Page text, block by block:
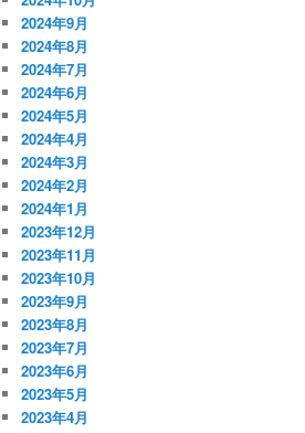
2024年9月
2024年8月
2024年7月
2024年6月
2024年5月
2024年4月
2024年3月
2024年2月
2024年1月
2023年12月
2023年11月
2023年10月
2023年9月
2023年8月
2023年7月
2023年6月
2023年5月
2023年4月